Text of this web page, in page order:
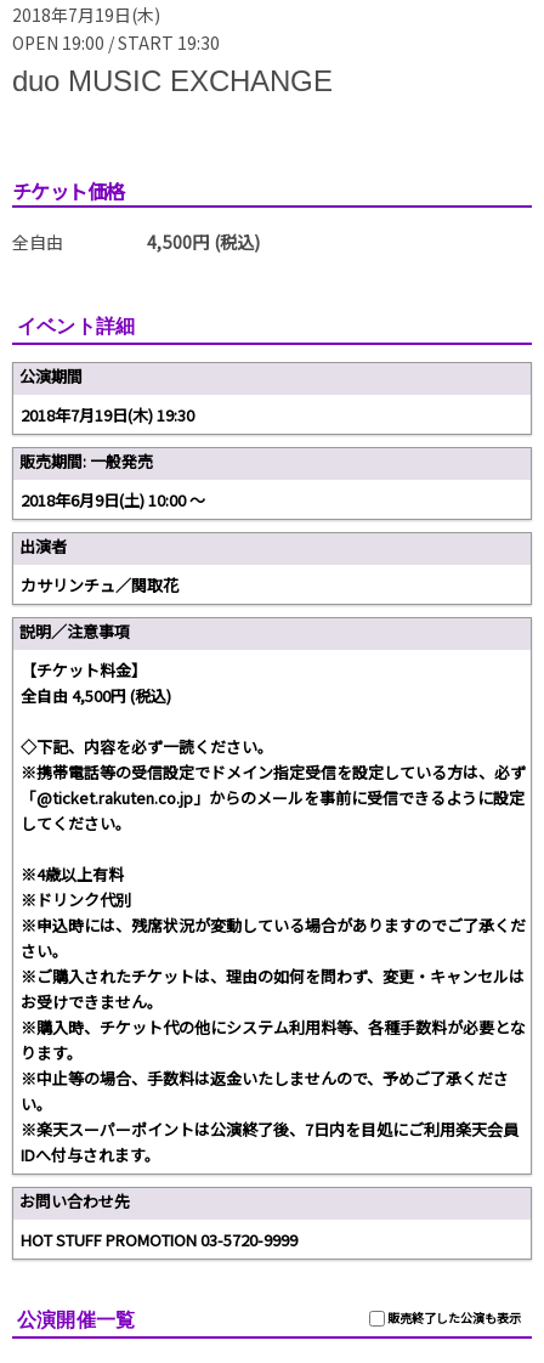
2018年7月19日(木)
OPEN 19:00 / START 19:30
duo MUSIC EXCHANGE
チケット価格
全自由 4,500円 (税込)
イベント詳細
公演期間
2018年7月19日(木) 19:30
販売期間: 一般発売
2018年6月9日(土) 10:00 〜
出演者
カサリンチュ／関取花
説明／注意事項
【チケット料金】
全自由 4,500円 (税込)
◇下記、内容を必ず一読ください。
※携帯電話等の受信設定でドメイン指定受信を設定している方は、必ず
「@ticket.rakuten.co.jp」からのメールを事前に受信できるように設定
してください。
※4歳以上有料
※ドリンク代別
※申込時には、残席状況が変動している場合がありますのでご了承くだ
さい。
※ご購入されたチケットは、理由の如何を問わず、変更・キャンセルは
お受けできません。
※購入時、チケット代の他にシステム利用料等、各種手数料が必要とな
ります。
※中止等の場合、手数料は返金いたしませんので、予めご了承くださ
い。
※楽天スーパーポイントは公演終了後、7日内を目処にご利用楽天会員
IDへ付与されます。
お問い合わせ先
HOT STUFF PROMOTION 03-5720-9999
販売終了した公演も表示
公演開催一覧